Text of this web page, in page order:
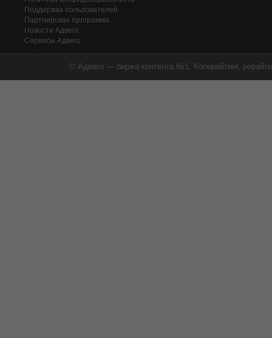
Поддержка пользователей
Партнерская программа
Новости Адвего
Сервисы Адвего
© Адвего — биржа контента №1. Копирайтинг,